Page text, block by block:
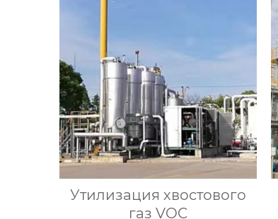
Утилизация хвостового
газ VOC